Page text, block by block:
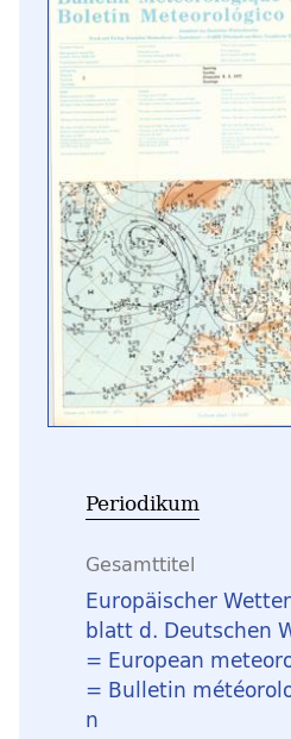
Periodikum
Gesamttitel
Europäischer
blatt d. Deutschen
= European
= Bulletin
n